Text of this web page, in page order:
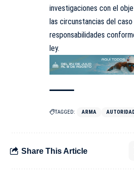
investigaciones con el
las circunstancias del
responsabilidades
ley.
TAGGED: ARMA
Share This Article